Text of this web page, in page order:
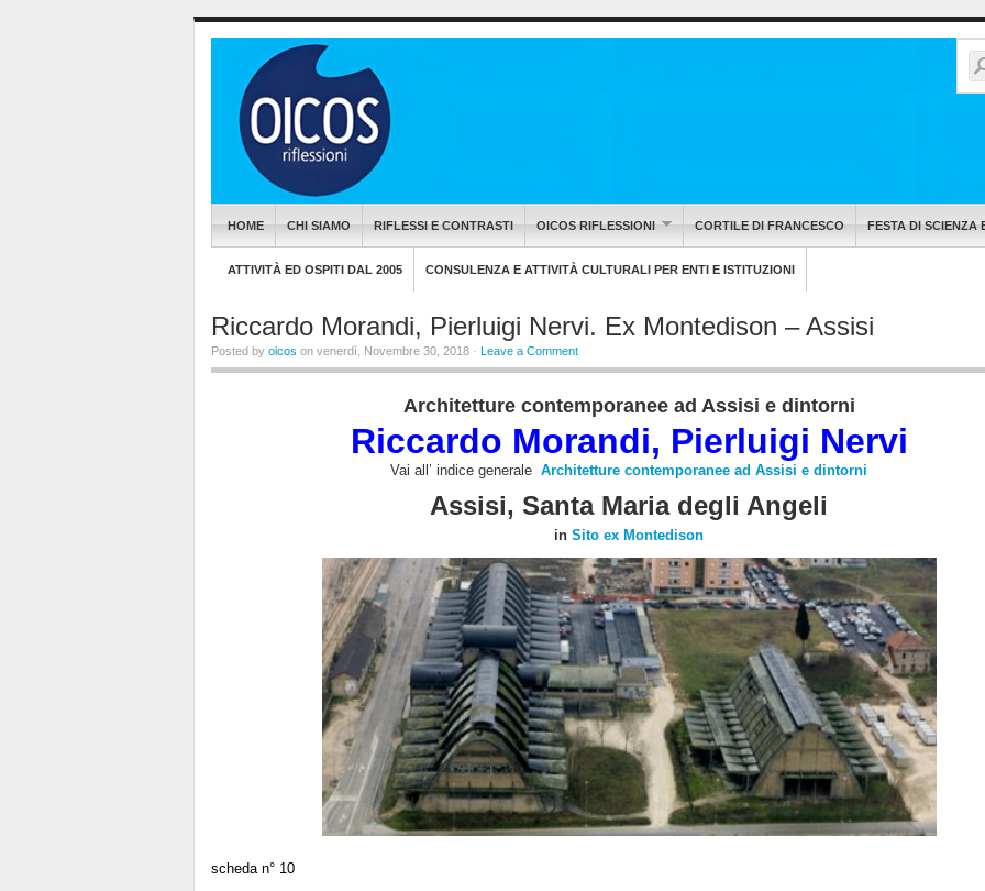
HOME CHI SIAMO RIFLESSI E CONTRASTI OICOS RIFLESSIONI CORTILE DI FRANCESCO FESTA DI SCIENZA
ATTIVITÀ ED OSPITI DAL 2005 CONSULENZA E ATTIVITÀ CULTURALI PER ENTI E ISTITUZIONI
Riccardo Morandi, Pierluigi Nervi. Ex Montedison – Assisi
Posted by oicos on venerdì, Novembre 30, 2018 · Leave a Comment
Architetture contemporanee ad Assisi e dintorni
Riccardo Morandi, Pierluigi Nervi
Vai all’ indice generale Architetture contemporanee ad Assisi e dintorni
Assisi, Santa Maria degli Angeli
in Sito ex Montedison
scheda n° 10